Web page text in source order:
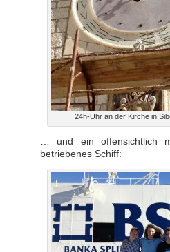
24h-Uhr an der Kirche in
… und ein offensichtlich
betriebenes Schiff: